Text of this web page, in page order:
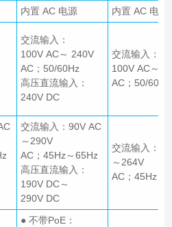
内置 AC 电源 内置 AC 电源
交流输入：
100V AC～ 240V
AC；50/60Hz
高压直流输入：
240V DC
交流输入：
100V AC～
AC；50/60Hz
交流输入：90V AC
～290V
AC；45Hz～65Hz
高压直流输入：
190V DC～
290V DC
交流输入：
～264V
AC；45Hz～
● 不带PoE：